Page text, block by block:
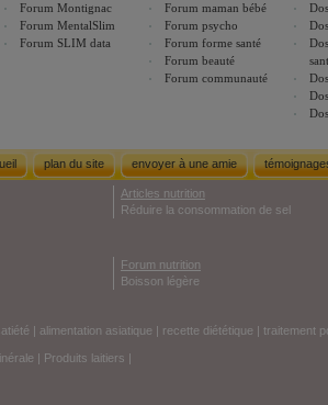
Forum Montignac
Forum MentalSlim
Forum SLIM data
Forum maman bébé
Forum psycho
Forum forme santé
Forum beauté
Forum communauté
plan du site envoyer à une amie
Articles nutrition
Réduire la consommation de sel
Forum nutrition
Boisson légère
| alimentation asiatique | recette diététique | traitement
| Produits laitiers |